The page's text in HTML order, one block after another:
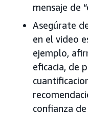
mensaje de
Asegúrate
en el video
ejemplo,
eficacia, de
confianza